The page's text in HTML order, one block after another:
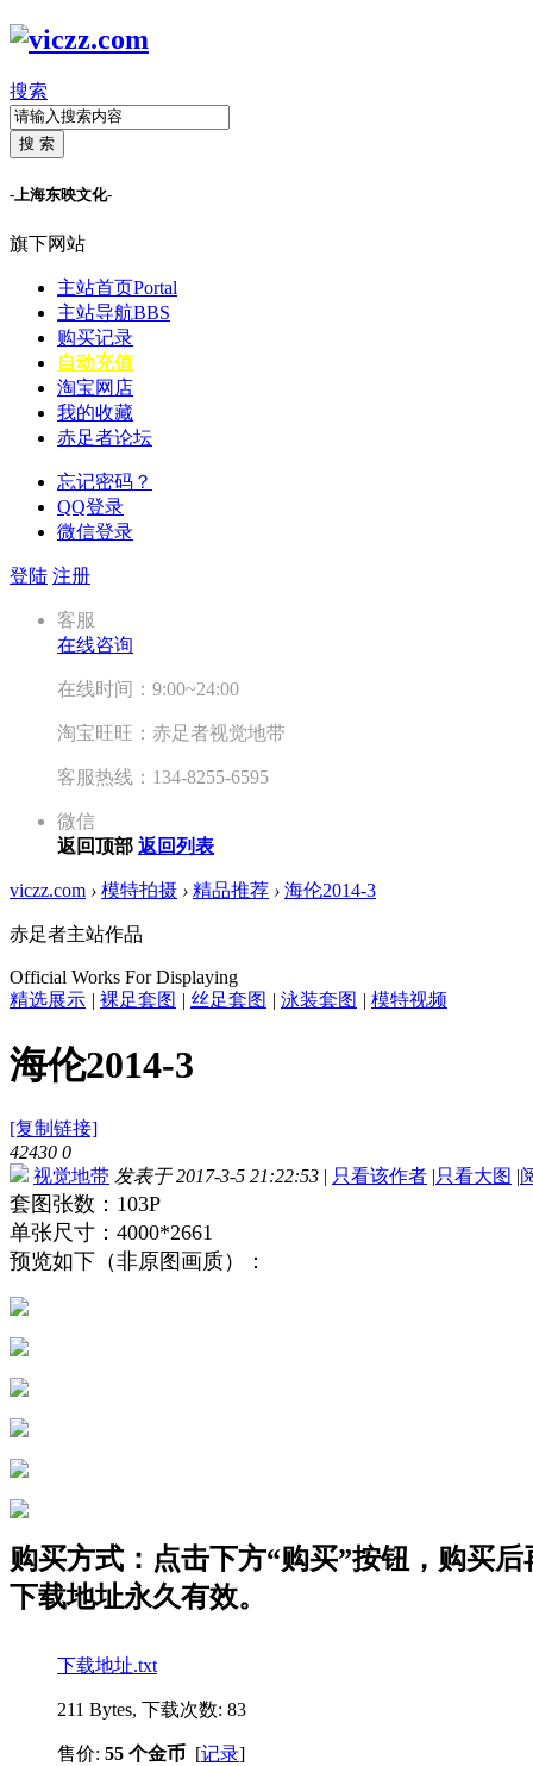
搜索
搜 索
-上海东映文化-
旗下网站
主站首页Portal
主站导航BBS
购买记录
自动充值
淘宝网店
我的收藏
赤足者论坛
忘记密码？
QQ登录
微信登录
登陆 注册
客服
在线咨询
在线时间：9:00~24:00
淘宝旺旺：赤足者视觉地带
客服热线：134-8255-6595
微信
返回顶部 返回列表
viczz.com › 模特拍摄 › 精品推荐 › 海伦2014-3
赤足者主站作品
Official Works For Displaying
精选展示 | 裸足套图 | 丝足套图 | 泳装套图 | 模特视频
海伦2014-3
[复制链接]
42430 0
视觉地带 发表于 2017-3-5 21:22:53 | 只看该作者 |只看大图 |
套图张数：103P
单张尺寸：4000*2661
预览如下（非原图画质）：
购买方式：点击下方“购买”按钮，购买
下载地址永久有效。
下载地址.txt
211 Bytes, 下载次数: 83
售价: 55 个金币 [记录]